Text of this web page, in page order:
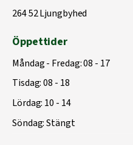
264 52 Ljungbyhed
Öppettider
Måndag - Fredag: 08 - 17
Tisdag: 08 - 18
Lördag: 10 - 14
Söndag: Stängt